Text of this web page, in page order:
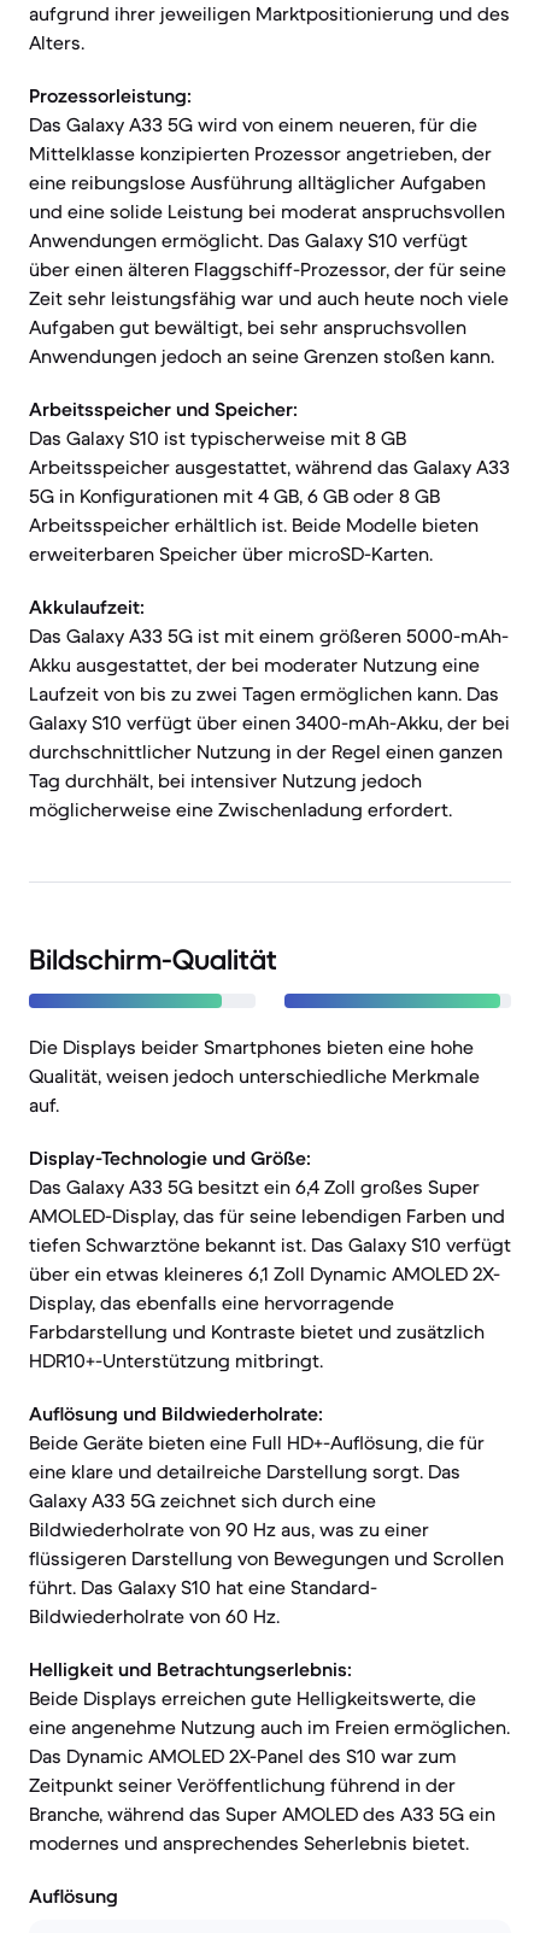
aufgrund ihrer jeweiligen Marktpositionierung und des
Alters.
Prozessorleistung:
Das Galaxy A33 5G wird von einem neueren, für die
Mittelklasse konzipierten Prozessor angetrieben, der
eine reibungslose Ausführung alltäglicher Aufgaben
und eine solide Leistung bei moderat anspruchsvollen
Anwendungen ermöglicht. Das Galaxy S10 verfügt
über einen älteren Flaggschiff-Prozessor, der für seine
Zeit sehr leistungsfähig war und auch heute noch viele
Aufgaben gut bewältigt, bei sehr anspruchsvollen
Anwendungen jedoch an seine Grenzen stoßen kann.
Arbeitsspeicher und Speicher:
Das Galaxy S10 ist typischerweise mit 8 GB
Arbeitsspeicher ausgestattet, während das Galaxy A33
5G in Konfigurationen mit 4 GB, 6 GB oder 8 GB
Arbeitsspeicher erhältlich ist. Beide Modelle bieten
erweiterbaren Speicher über microSD-Karten.
Akkulaufzeit:
Das Galaxy A33 5G ist mit einem größeren 5000-mAh-
Akku ausgestattet, der bei moderater Nutzung eine
Laufzeit von bis zu zwei Tagen ermöglichen kann. Das
Galaxy S10 verfügt über einen 3400-mAh-Akku, der bei
durchschnittlicher Nutzung in der Regel einen ganzen
Tag durchhält, bei intensiver Nutzung jedoch
möglicherweise eine Zwischenladung erfordert.
Bildschirm-Qualität
Die Displays beider Smartphones bieten eine hohe
Qualität, weisen jedoch unterschiedliche Merkmale
auf.
Display-Technologie und Größe:
Das Galaxy A33 5G besitzt ein 6,4 Zoll großes Super
AMOLED-Display, das für seine lebendigen Farben und
tiefen Schwarztöne bekannt ist. Das Galaxy S10 verfügt
über ein etwas kleineres 6,1 Zoll Dynamic AMOLED 2X-
Display, das ebenfalls eine hervorragende
Farbdarstellung und Kontraste bietet und zusätzlich
HDR10+-Unterstützung mitbringt.
Auflösung und Bildwiederholrate:
Beide Geräte bieten eine Full HD+-Auflösung, die für
eine klare und detailreiche Darstellung sorgt. Das
Galaxy A33 5G zeichnet sich durch eine
Bildwiederholrate von 90 Hz aus, was zu einer
flüssigeren Darstellung von Bewegungen und Scrollen
führt. Das Galaxy S10 hat eine Standard-
Bildwiederholrate von 60 Hz.
Helligkeit und Betrachtungserlebnis:
Beide Displays erreichen gute Helligkeitswerte, die
eine angenehme Nutzung auch im Freien ermöglichen.
Das Dynamic AMOLED 2X-Panel des S10 war zum
Zeitpunkt seiner Veröffentlichung führend in der
Branche, während das Super AMOLED des A33 5G ein
modernes und ansprechendes Seherlebnis bietet.
Auflösung